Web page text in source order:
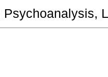
Psychoanalysis,